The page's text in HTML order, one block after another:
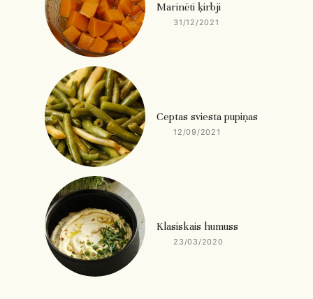
Marinēti ķirbji
31/12/2021
Ceptas sviesta pupiņas
12/09/2021
Klasiskais humuss
23/03/2020